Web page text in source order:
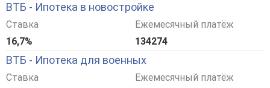
ВТБ - Ипотека в новостройке
Ставка
16,7%
Ежемесячный платёж
134274
ВТБ - Ипотека для военных
Ставка
Ежемесячный платёж